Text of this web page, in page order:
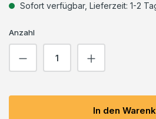
Sofort verfügbar, Lieferzeit: 1-2
Anzahl
Produkt Anzahl: Gib
In den